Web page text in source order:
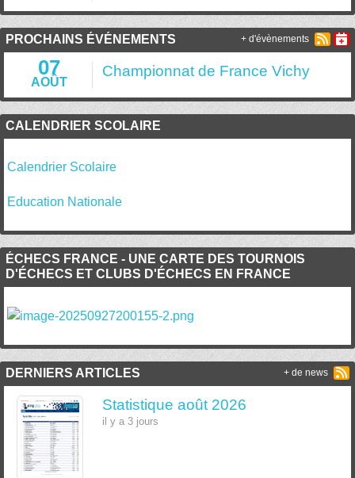
PROCHAINS ÉVÉNEMENTS
07
AOÛT
Championnat de France Vichy
+ d'évènements
CALENDRIER SCOLAIRE
Calendrier Scolaire
Education Nationale
ÉCHECS FRANCE - UNE CARTE DES TOURNOIS
D'ÉCHECS ET CLUBS D'ÉCHECS EN FRANCE
DERNIERS ARTICLES
Statistique août 2026
il y a 3 jours
+ de news